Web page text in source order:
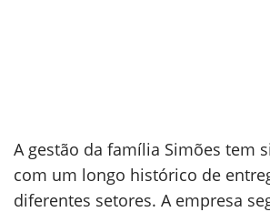
A gestão da família Simões tem
com um longo histórico de
diferentes setores. A empresa